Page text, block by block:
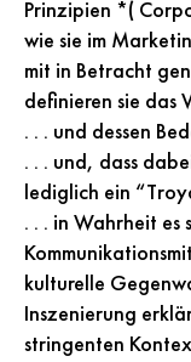
Prinzipien *(
wie sie im
mit in Betracht
definieren sie das
. . . und dessen
. . . und, dass
lediglich ein
. . . in Wahrheit es
kulturelle
Inszenierung
stringenten